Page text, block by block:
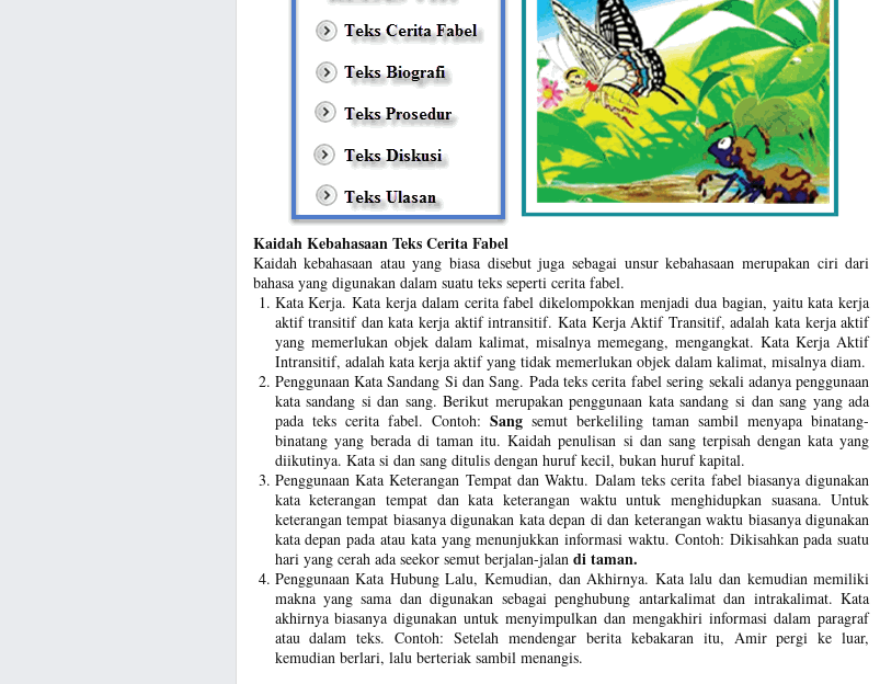
Kaidah Kebahasaan Teks Cerita Fabel
Kaidah kebahasaan atau yang biasa disebut juga sebagai unsur kebahasaan merupakan ciri dari
bahasa yang digunakan dalam suatu teks seperti cerita fabel.
Kata Kerja. Kata kerja dalam cerita fabel dikelompokkan menjadi dua bagian, yaitu kata kerja
aktif transitif dan kata kerja aktif intransitif. Kata Kerja Aktif Transitif, adalah kata kerja aktif
yang memerlukan objek dalam kalimat, misalnya memegang, mengangkat. Kata Kerja Aktif
Intransitif, adalah kata kerja aktif yang tidak memerlukan objek dalam kalimat, misalnya diam.
Penggunaan Kata Sandang Si dan Sang. Pada teks cerita fabel sering sekali adanya penggunaan
kata sandang si dan sang. Berikut merupakan penggunaan kata sandang si dan sang yang ada
pada teks cerita fabel. Contoh: Sangsemut berkeliling taman sambil menyapa binatang-
binatang yang berada di taman itu. Kaidah penulisan si dan sang terpisah dengan kata yang
diikutinya. Kata si dan sang ditulis dengan huruf kecil, bukan huruf kapital.
Penggunaan Kata Keterangan Tempat dan Waktu. Dalam teks cerita fabel biasanya digunakan
kata keterangan tempat dan kata keterangan waktu untuk menghidupkan suasana. Untuk
keterangan tempat biasanya digunakan kata depan di dan keterangan waktu biasanya digunakan
kata depan pada atau kata yang menunjukkan informasi waktu. Contoh: Dikisahkan pada suatu
hari yang cerah ada seekor semut berjalan-jalan di taman.
Penggunaan Kata Hubung Lalu, Kemudian, dan Akhirnya. Kata lalu dan kemudian memiliki
makna yang sama dan digunakan sebagai penghubung antarkalimat dan intrakalimat. Kata
akhirnya biasanya digunakan untuk menyimpulkan dan mengakhiri informasi dalam paragraf
atau dalam teks. Contoh: Setelah mendengar berita kebakaran itu, Amir pergi ke luar,
kemudian berlari, lalu berteriak sambil menangis.